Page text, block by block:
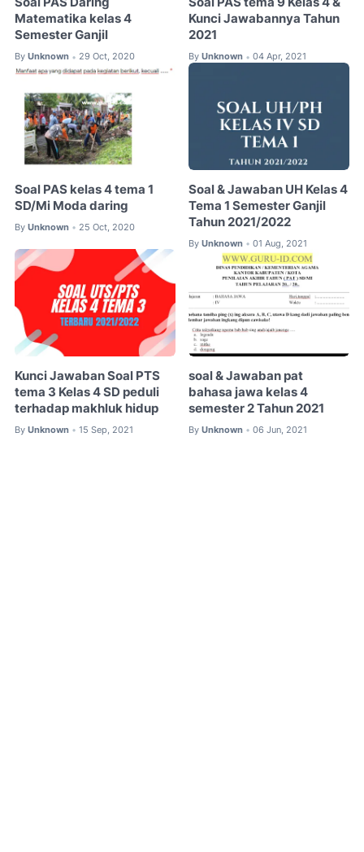
Matematika kelas 4
Semester Ganjil
By Unknown • 29 Oct, 2020
Kunci Jawabannya Tahun
2021
By Unknown • 04 Apr, 2021
Soal PAS kelas 4 tema 1
SD/Mi Moda daring
By Unknown • 25 Oct, 2020
Soal & Jawaban UH Kelas 4
Tema 1 Semester Ganjil
Tahun 2021/2022
By Unknown • 01 Aug, 2021
Kunci Jawaban Soal PTS
tema 3 Kelas 4 SD peduli
terhadap makhluk hidup
By Unknown • 15 Sep, 2021
soal & Jawaban pat
bahasa jawa kelas 4
semester 2 Tahun 2021
By Unknown • 06 Jun, 2021